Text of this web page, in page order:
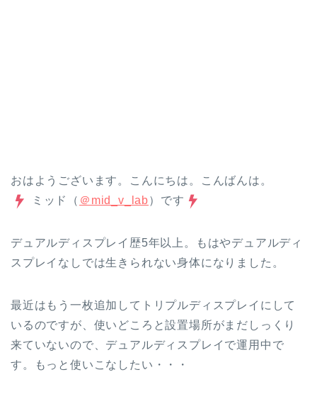
おはようございます。こんにちは。こんばんは。
ミッド（ ＠mid_v_lab）です
デュアルディスプレイ歴5年以上。もはやデュアルディ
スプレイなしでは生きられない身体になりました。
最近はもう一枚追加してトリプルディスプレイにして
いるのですが、使いどころと設置場所がまだしっくり
来ていないので、デュアルディスプレイで運用中で
す。もっと使いこなしたい・・・